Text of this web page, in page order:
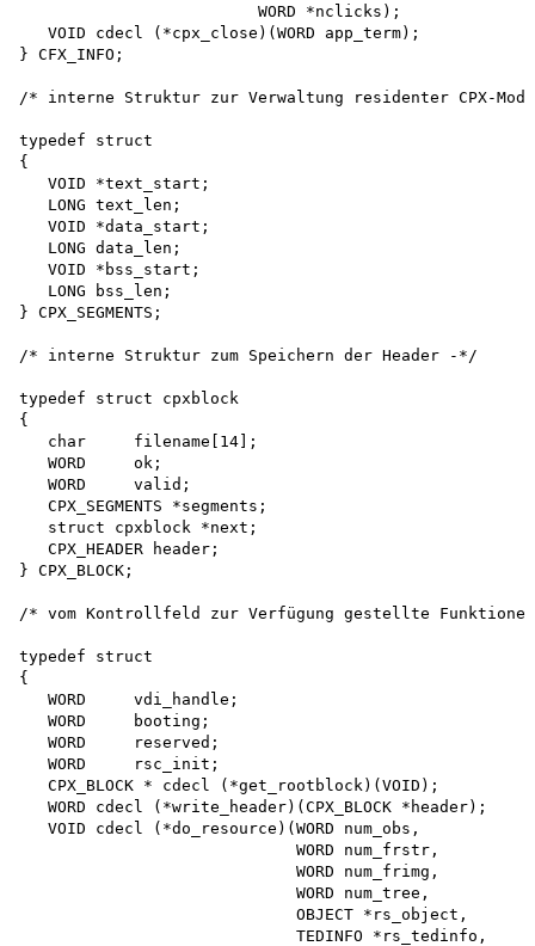
                         WORD *nclicks);
   VOID cdecl (*cpx_close)(WORD app_term);
} CFX_INFO;
/* interne Struktur zur Verwaltung residenter CPX-
typedef struct
{
   VOID *text_start;
   LONG text_len;
   VOID *data_start;
   LONG data_len;
   VOID *bss_start;
   LONG bss_len;
} CPX_SEGMENTS;
/* interne Struktur zum Speichern der Header -*/
typedef struct cpxblock
{
   char     filename[14];
   WORD     ok;
   WORD     valid;
   CPX_SEGMENTS *segments;
   struct cpxblock *next;
   CPX_HEADER header;
} CPX_BLOCK;
/* vom Kontrollfeld zur Verfügung gestellte
typedef struct
{
   WORD     vdi_handle;
   WORD     booting;
   WORD     reserved;
   WORD     rsc_init;
   CPX_BLOCK * cdecl (*get_rootblock)(VOID);
   WORD cdecl (*write_header)(CPX_BLOCK *header);
   VOID cdecl (*do_resource)(WORD num_obs,
                             WORD num_frstr,
                             WORD num_frimg,
                             WORD num_tree,
                             OBJECT *rs_object,
                             TEDINFO *rs_tedinfo,